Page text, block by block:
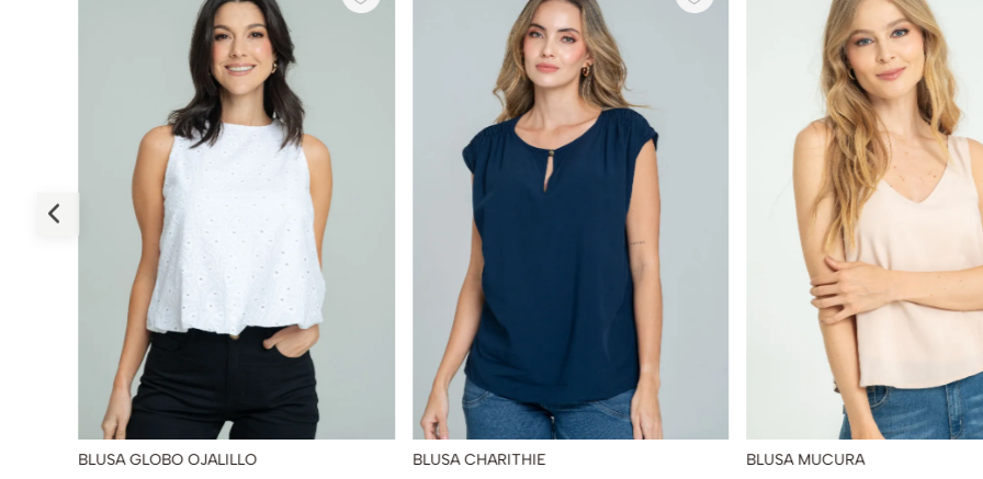
BLUSA GLOBO OJALILLO
BLUSA CHARITHIE
BLUSA MUCURA